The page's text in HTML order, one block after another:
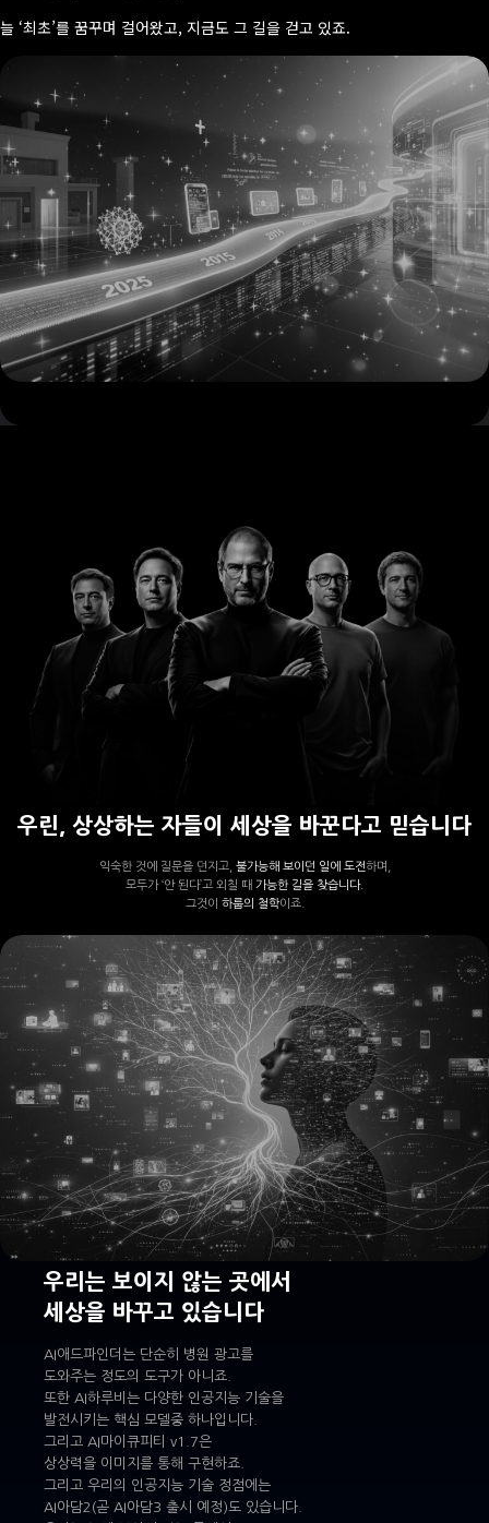
늘 ‘최초’를 꿈꾸며 걸어왔고, 지금도 그 길을 걷고 있죠.
우린, 상상하는 자들이 세상을 바꾼다고 믿습니다
익숙한 것에 질문을 던지고, 불가능해 보이던 일에 도전하며,
모두가 ‘안 된다’고 외칠 때 가능한 길을 찾습니다.
그것이 하룹의 철학이죠.
우리는 보이지 않는 곳에서
세상을 바꾸고 있습니다
AI애드파인더는 단순히 병원 광고를
도와주는 정도의 도구가 아니죠.
또한 AI하루비는 다양한 인공지능 기술을
발전시키는 핵심 모델중 하나입니다.
그리고 AI마이큐피티 v1.7은
상상력을 이미지를 통해 구현하죠.
그리고 우리의 인공지능 기술 정점에는
AI아담2(곧 AI아담3 출시 예정)도 있습니다.